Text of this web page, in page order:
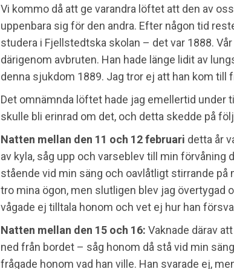
Vi kommo då att ge varandra löftet att den av
uppenbara sig för den andra. Efter någon tid
studera i Fjellstedtska skolan – det var 1888.
därigenom avbruten. Han hade länge lidit av
denna sjukdom 1889. Jag tror ej att han kom till
Det omnämnda löftet hade jag emellertid under
skulle bli erinrad om det, och detta skedde på
Natten mellan den 11 och 12 februari detta år
av kyla, såg upp och varseblev till min förvåning
stående vid min säng och oavlåtligt stirrande på
tro mina ögon, men slutligen blev jag övertygad
vågade ej tilltala honom och vet ej hur han
Natten mellan den 15 och 16: Vaknade därav
ned från bordet – såg honom då stå vid min
frågade honom vad han ville. Han svarade ej,